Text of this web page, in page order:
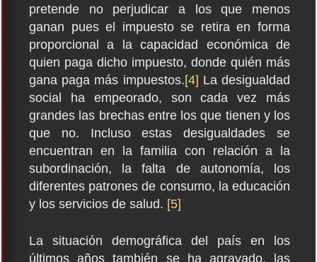
pretende no perjudicar a los que menos
ganan pues el impuesto se retira en forma
proporcional a la capacidad económica de
quien paga dicho impuesto, donde quién más
gana paga más impuestos.[4] La desigualdad
social ha empeorado, son cada vez más
grandes las brechas entre los que tienen y los
que no. Incluso estas desigualdades se
encuentran en la familia con relación a la
subordinación, la falta de autonomía, los
diferentes patrones de consumo, la educación
y los servicios de salud. [5]
La situación demográfica del país en los
últimos años también se ha agravado, las